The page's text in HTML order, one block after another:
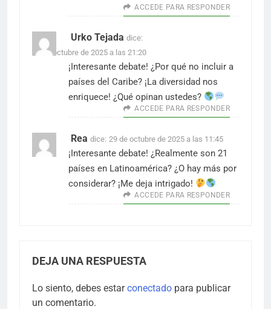
ACCEDE PARA RESPONDER
Urko Tejada dice:
26 de octubre de 2025 a las 21:20
¡Interesante debate! ¿Por qué no incluir a
países del Caribe? ¡La diversidad nos
enriquece! ¿Qué opinan ustedes?
ACCEDE PARA RESPONDER
Rea dice: 29 de octubre de 2025 a las 11:45
¡Interesante debate! ¿Realmente son 21
países en Latinoamérica? ¿O hay más por
considerar? ¡Me deja intrigado!
ACCEDE PARA RESPONDER
DEJA UNA RESPUESTA
Lo siento, debes estarconectado para publicar
un comentario.